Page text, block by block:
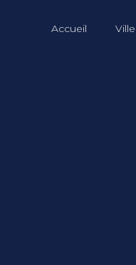
Accueil